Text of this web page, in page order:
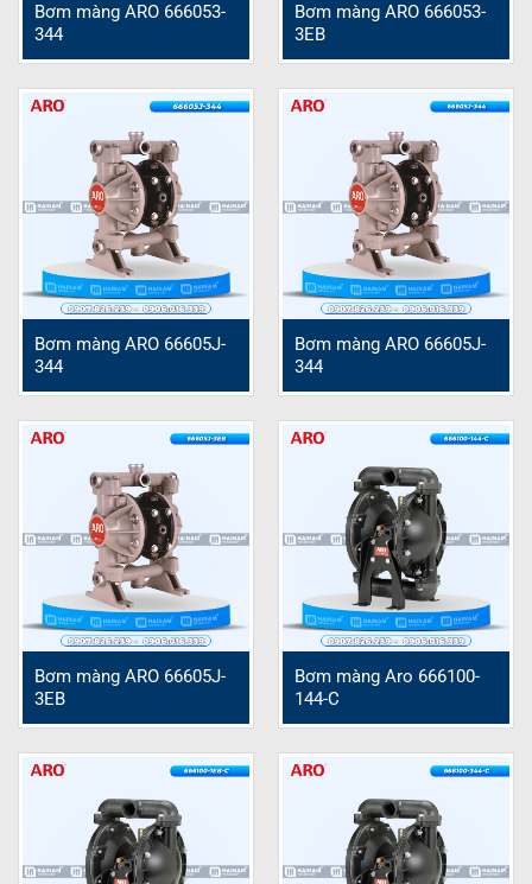
Bơm màng ARO 666053-
344
Bơm màng ARO 666053-
3EB
Bơm màng ARO 66605J-
344
Bơm màng ARO 66605J-
344
Bơm màng ARO 66605J-
3EB
Bơm màng Aro 666100-
144-C